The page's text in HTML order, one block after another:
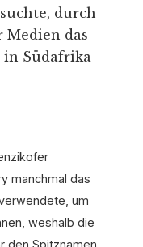
durch
Medien das
in Südafrika
manchmal das
um
weshalb die